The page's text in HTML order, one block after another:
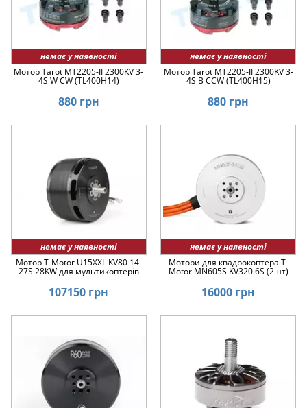
немає у наявності
Мотор Tarot MT2205-II 2300KV 3-
4S W CW (TL400H14)
880 грн
немає у наявності
Мотор Tarot MT2205-II 2300KV 3-
4S B CCW (TL400H15)
880 грн
немає у наявності
Мотор T-Motor U15XXL KV80 14-
27S 28KW для мультикоптерів
107150 грн
немає у наявності
Мотори для квадрокоптера T-
Motor MN605S KV320 6S (2шт)
16000 грн